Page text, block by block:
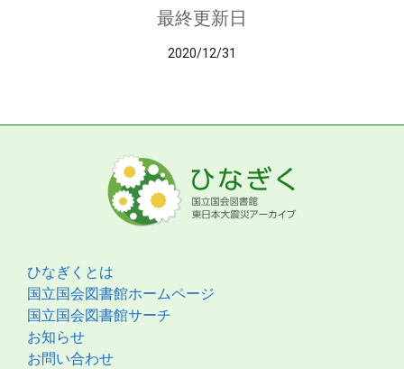
最終更新日
2020/12/31
ひなぎくとは
国立国会図書館ホームページ
国立国会図書館サーチ
お知らせ
お問い合わせ